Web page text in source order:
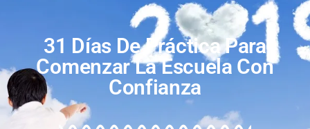
31 Días De Práctica Para
Comenzar La Escuela Con
Confianza